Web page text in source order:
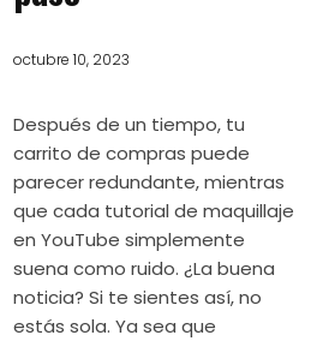
octubre 10, 2023
Después de un tiempo, tu
carrito de compras puede
parecer redundante, mientras
que cada tutorial de maquillaje
en YouTube simplemente
suena como ruido. ¿La buena
noticia? Si te sientes así, no
estás sola. Ya sea que